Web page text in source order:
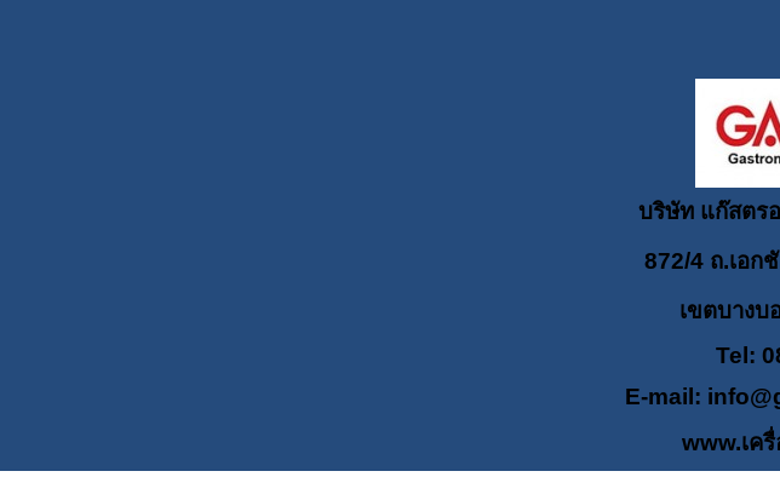
บริษัท แก๊สตร
872/4 ถ.เอก
เขตบางบ
Tel:
E-mail:
www.เค